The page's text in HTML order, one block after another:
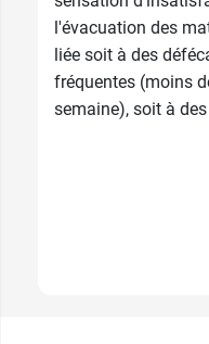
l'évacuation des
liée soit à des
fréquentes (moins
semaine), soit à